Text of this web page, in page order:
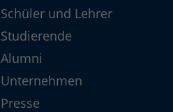
Schüler und Lehrer
Studierende
Alumni
Unternehmen
Presse